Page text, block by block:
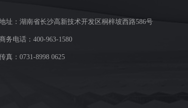
址：湖南省长沙高新技术开发区桐梓坡西路586号
务电话：400-963-1580
真：0731-8998 0625